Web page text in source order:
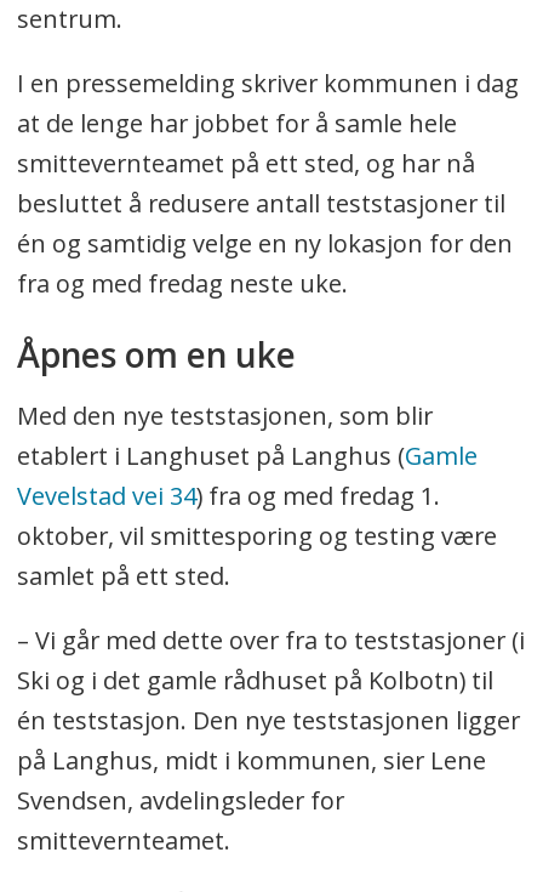
sentrum.
I en pressemelding skriver kommunen i dag
at de lenge har jobbet for å samle hele
smittevernteamet på ett sted, og har nå
besluttet å redusere antall teststasjoner til
én og samtidig velge en ny lokasjon for den
fra og med fredag neste uke.
Åpnes om en uke
Med den nye teststasjonen, som blir
etablert i Langhuset på Langhus (Gamle
Vevelstad vei 34) fra og med fredag 1.
oktober, vil smittesporing og testing være
samlet på ett sted.
– Vi går med dette over fra to teststasjoner (i
Ski og i det gamle rådhuset på Kolbotn) til
én teststasjon. Den nye teststasjonen ligger
på Langhus, midt i kommunen, sier Lene
Svendsen, avdelingsleder for
smittevernteamet.